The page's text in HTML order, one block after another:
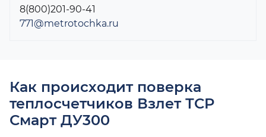
8(800)201-90-41
771@metrotochka.ru
Как происходит поверка
теплосчетчиков Взлет ТСР
Смарт ДУ300